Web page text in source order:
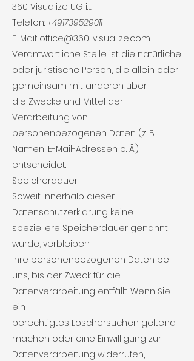
360 Visualize UG i.L.
Telefon: +491739529011
E-Mail: office@360-visualize.com
Verantwortliche Stelle ist die natürliche
oder juristische Person, die allein oder
gemeinsam mit anderen über
die Zwecke und Mittel der
Verarbeitung von
personenbezogenen Daten (z. B.
Namen, E-Mail-Adressen o. Ä.)
entscheidet.
Speicherdauer
Soweit innerhalb dieser
Datenschutzerklärung keine
speziellere Speicherdauer genannt
wurde, verbleiben
Ihre personenbezogenen Daten bei
uns, bis der Zweck für die
Datenverarbeitung entfällt. Wenn Sie
ein
berechtigtes Löschersuchen geltend
machen oder eine Einwilligung zur
Datenverarbeitung widerrufen,